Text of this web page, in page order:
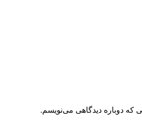
که دوباره دیدگاهی می‌نویسم.